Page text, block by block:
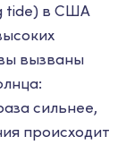
tide) в США
вызваны
сильнее,
происходит